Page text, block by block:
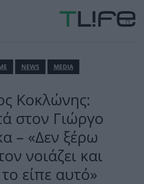
NEWS MEDIA
Κοκλώνης:
στον Γιώργο
– «Δεν ξέρω
νοιάζει και
το είπε αυτό»